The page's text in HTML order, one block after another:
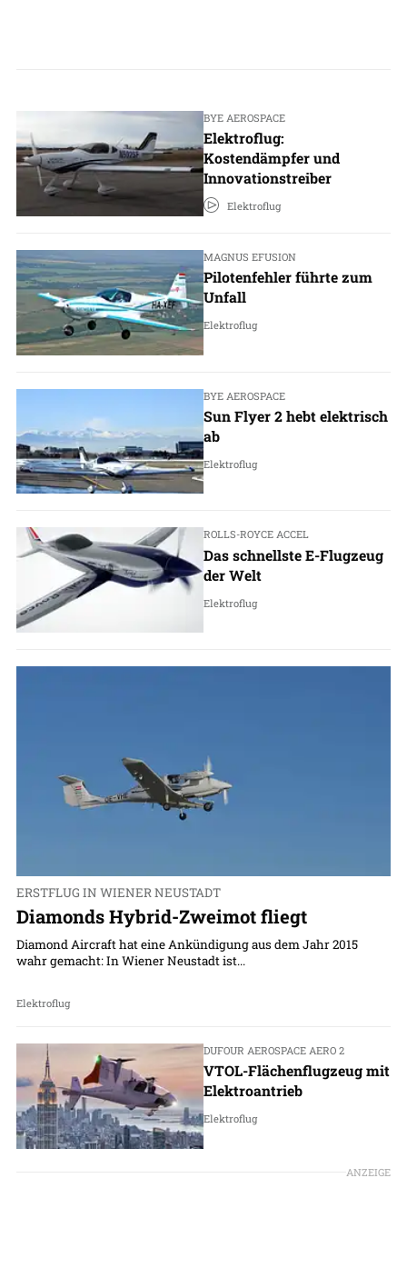
BYE AEROSPACE
Elektroflug:
Kostendämpfer und
Innovationstreiber
Elektroflug
MAGNUS EFUSION
Pilotenfehler führte zum
Unfall
Elektroflug
BYE AEROSPACE
Sun Flyer 2 hebt elektrisch
ab
Elektroflug
ROLLS-ROYCE ACCEL
Das schnellste E-Flugzeug
der Welt
Elektroflug
ERSTFLUG IN WIENER NEUSTADT
Diamonds Hybrid-Zweimot fliegt
Diamond Aircraft hat eine Ankündigung aus dem Jahr 2015
wahr gemacht: In Wiener Neustadt ist...
Elektroflug
DUFOUR AEROSPACE AERO 2
VTOL-Flächenflugzeug mit
Elektroantrieb
Elektroflug
ANZEIGE